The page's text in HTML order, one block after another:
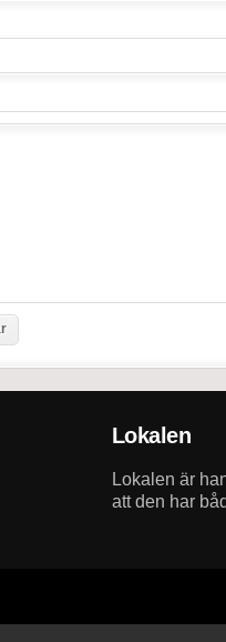
Lokalen
Lokalen är
att den har